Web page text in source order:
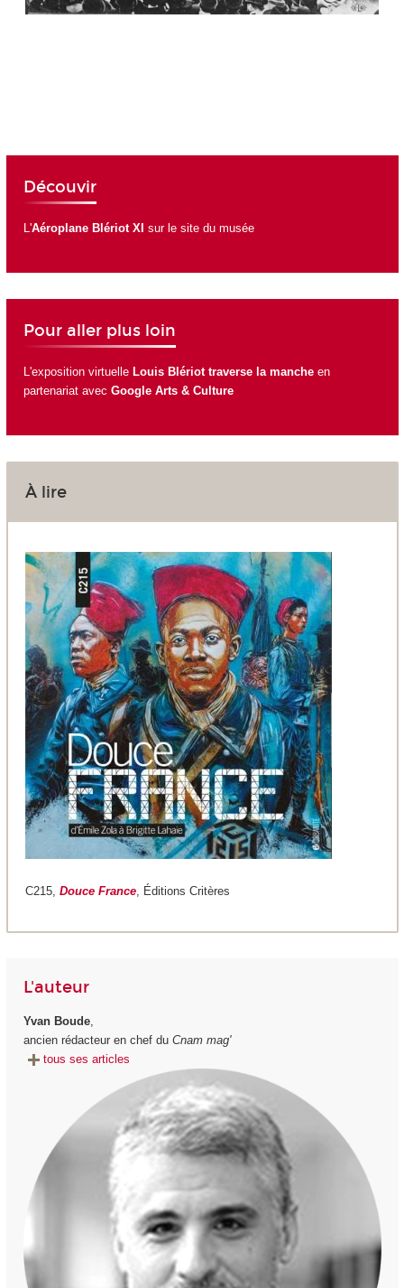
Découvir
L'Aéroplane Blériot XI sur le site du musée
Pour aller plus loin
L'exposition virtuelle Louis Blériot traverse la mancheen
partenariat avec Google Arts & Culture
À lire
C215, Douce France, Éditions Critères
L'auteur
Yvan Boude,
ancien rédacteur en chef du Cnam mag'
tous ses articles